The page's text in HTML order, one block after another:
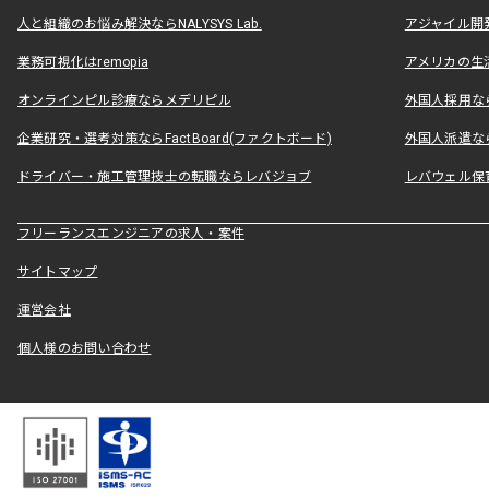
人と組織のお悩み解決ならNALYSYS Lab. アジャイル
業務可視化はremopia アメリカの
オンラインピル診療ならメデリピル 外国人採用
企業研究・選考対策ならFactBoard(ファクトボード) 外国人派遣な
ドライバー・施工管理技士の転職ならレバジョブ レバウェル
フリーランスエンジニアの求人・案件
サイトマップ
運営会社
個人様のお問い合わせ